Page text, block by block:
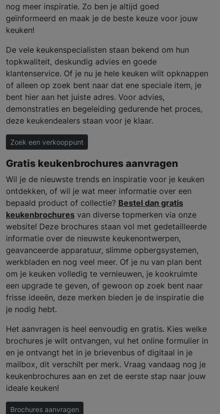
nog meer inspiratie. Zo ben je altijd goed
geïnformeerd en maak je de beste keuze voor jouw
keuken!
De vele keukenspecialisten staan bekend om hun
topkwaliteit, deskundig advies en goede
klantenservice. Of je nu je hele keuken wilt opknappen
of alleen op zoek bent naar dat ene speciale item, je
bent hier aan het juiste adres. Voor advies,
demonstraties en begeleiding gedurende het proces,
deze keukendealers staan voor je klaar.
Zoek een verkooppunt
Gratis keukenbrochures aanvragen
Wil je de nieuwste trends en inspiratie voor je keuken
ontdekken, of wil je wat meer informatie over een
bepaald product of collectie? Bestel dan gratis
keukenbrochures van diverse topmerken via onze
website! Deze brochures staan vol met gedetailleerde
informatie over de nieuwste keukenontwerpen,
geavanceerde apparatuur, slimme opbergsystemen,
werkbladen en nog veel meer. Of je nu van plan bent
om je keuken volledig te vernieuwen, je kookruimte
een upgrade te geven, of gewoon op zoek bent naar
frisse ideeën, deze merken bieden je de inspiratie die
je nodig hebt.
Het aanvragen is heel eenvoudig en gratis. Kies welke
brochures je wilt ontvangen, vul het online formulier in
en je ontvangt het in je brievenbus of digitaal in je
mailbox, dit verschilt per merk. Vraag vandaag nog je
keukenbrochures aan en zet de eerste stap naar jouw
ideale keuken!
Brochures aanvragen